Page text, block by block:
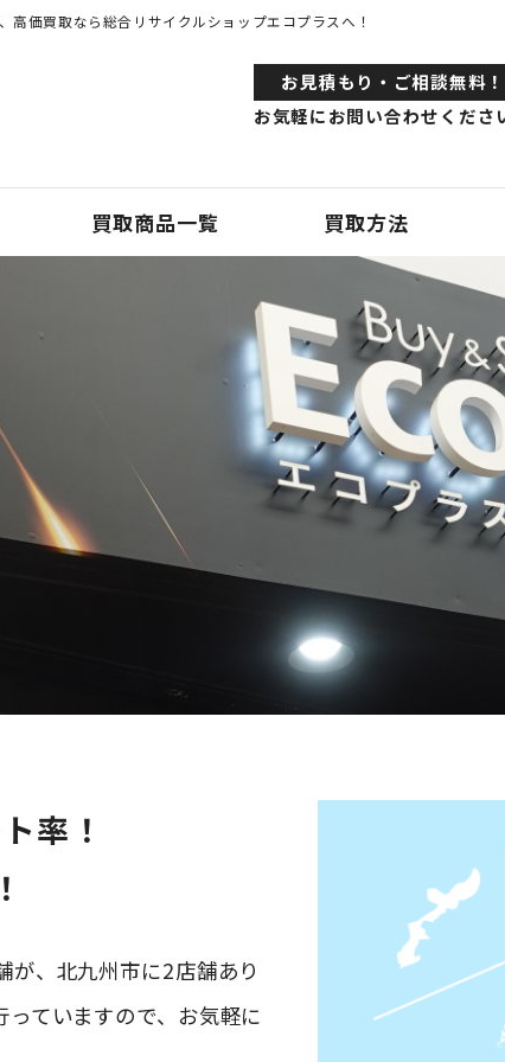
価買取なら総合リサイクルショップエコプラスへ！
お⾒積もり・ご相談無料！
お気軽にお問い合わせくださ
買取商品一覧 買取方法
率！
が、北九州市に2店舗あり
ていますので、お気軽に